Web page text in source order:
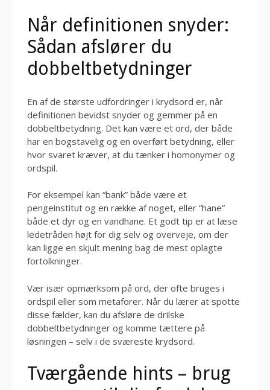
Når definitionen snyder:
Sådan afslører du
dobbeltbetydninger
En af de største udfordringer i krydsord er, når
definitionen bevidst snyder og gemmer på en
dobbeltbetydning. Det kan være et ord, der både
har en bogstavelig og en overført betydning, eller
hvor svaret kræver, at du tænker i homonymer og
ordspil.
For eksempel kan “bank” både være et
pengeinstitut og en række af noget, eller “hane”
både et dyr og en vandhane. Et godt tip er at læse
ledetråden højt for dig selv og overveje, om der
kan ligge en skjult mening bag de mest oplagte
fortolkninger.
Vær især opmærksom på ord, der ofte bruges i
ordspil eller som metaforer. Når du lærer at spotte
disse fælder, kan du afsløre de drilske
dobbeltbetydninger og komme tættere på
løsningen – selv i de sværeste krydsord.
Tværgående hints – brug